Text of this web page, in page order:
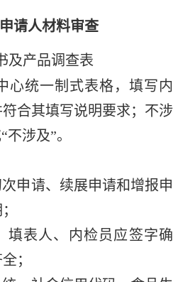
申请人材料审查
及产品调查表
心统一制式表格，填写内
合其填写说明要求；不涉
“不涉及”。
申请、续展申请和增报申
填表人、内检员应签字确
；